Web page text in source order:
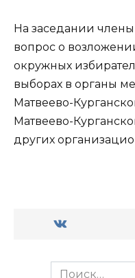
На заседании
вопрос о
окружных
выборах в органы
Матвеево-
Матвеево-
других
Search